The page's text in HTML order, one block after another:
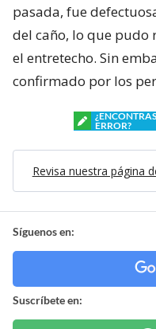
pasada, fue
del caño, lo que pudo
el entretecho. Sin
confirmado por los
ERROR?
Revisa nuestra página
Síguenos en:
Suscríbete en: